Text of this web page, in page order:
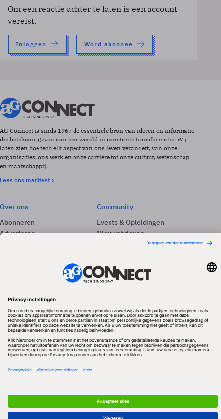
Om een reactie achter te laten is een account
vereist.
Inloggen Word abonnee
AG Connect is sinds 1967 de essentiële bron van ideeën en informatie
die betekenis geven aan een wereld in constante transformatie. Wij
laten zien hoe tech elk aspect van ons leven verandert, van onze
organisaties, ons werk en onze carrière tot onze cultuur, wetenschap
en maatschappij.
Lees ons manifest >
Over ons
Abonneren
Adverteren
Community
Events & Opleidingen
Nieuwsbrieven
Volg ons
Redactionele partner